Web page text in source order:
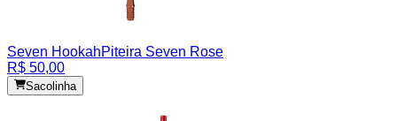
Seven HookahPiteira Seven Rose
R$ 50,00
Sacolinha